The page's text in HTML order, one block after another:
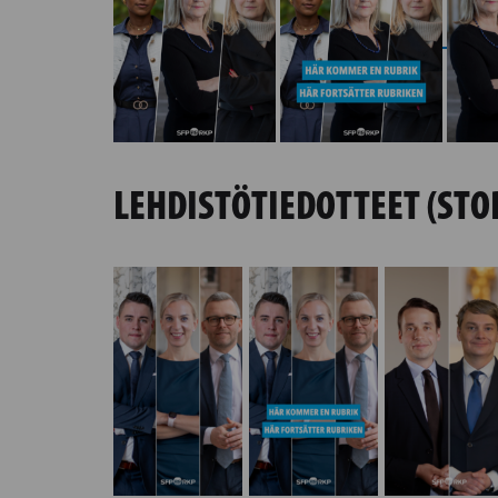
LEHDISTÖTIEDOTTEET